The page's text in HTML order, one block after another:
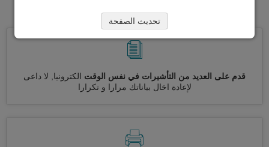
مارينو
قدم على العديد من التأشيرات في نفس الوقت الكترونيا, لا داعى
لإعادة اخال بياناتك مرارا و تكرارا
تحديث الصفحة